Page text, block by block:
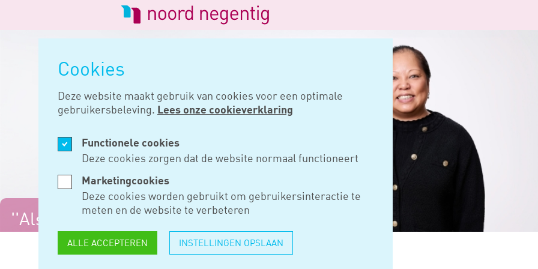
Cookies
Deze website maakt gebruik van cookies voor een optimale
gebruikersbeleving. Lees onze cookieverklaring
Functionele cookies
Deze cookies zorgen dat de website normaal functioneert
Marketingcookies
Deze cookies worden gebruikt om gebruikersinteractie te
meten en de website te verbeteren
ALLE ACCEPTEREN INSTELLINGEN OPSLAAN
Logo
van
''Als de klanten blij
zijn, ben ik blij.''